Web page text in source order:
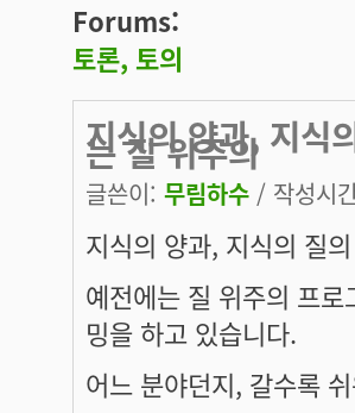
Forums:
토론, 토의
지식의 양과, 지식
는 질 위주의
글쓴이: 무림하수 / 작성시
지식의 양과, 지식의 질
예전에는 질 위주의 프
밍을 하고 있습니다.
어느 분야던지, 갈수록